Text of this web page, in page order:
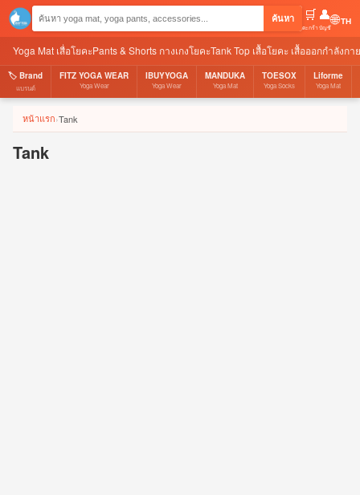
ค้นหา 🛒
ตะกร้า
👤
บัญชี🌐
Yoga Mat เสื่อโยคะPants & Shorts กางเกงโยคะTank Top เสื้อโยคะ เสื้อออกกำลังก
🏷️ Brand
แบรนด์
FITZ YOGA WEAR
Yoga Wear
IBUYYOGA
Yoga Wear
MANDUKA
Yoga Mat
TOESOX
Yoga Socks
Liforme
Yoga Mat
หน้าแรก›Tank
Tank